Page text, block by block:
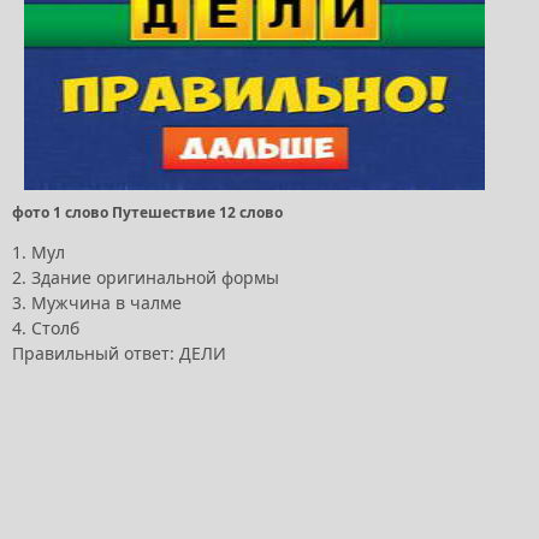
фото 1 слово Путешествие 12 слово
1. Мул
2. Здание оригинальной формы
3. Мужчина в чалме
4. Столб
Правильный ответ: ДЕЛИ